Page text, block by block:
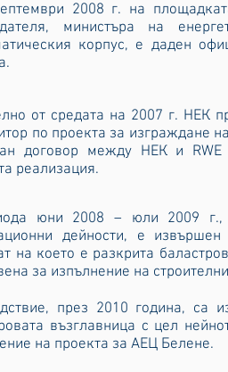
2008 г. на
министъра на
корпус, е даден
от средата на 2007 г. НЕК
по проекта за изграждане
договор между НЕК и
реализация.
юни 2008 – юли 2009 г.,
дейности, е
на което е разкрита
за изпълнение на
през 2010 година, са
възглавница с цел
на проекта за АЕЦ Белене.